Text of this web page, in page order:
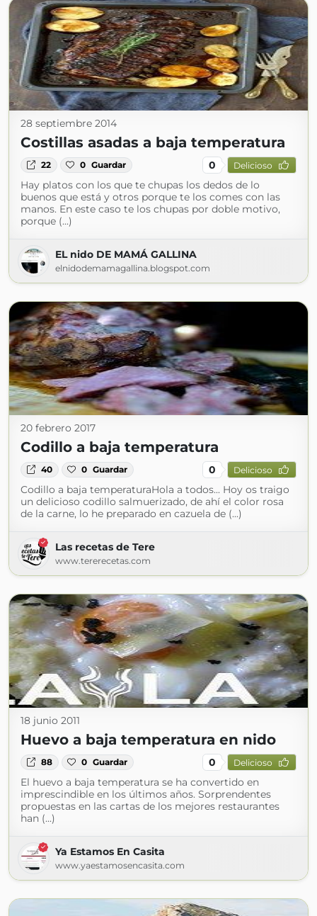
28 septiembre 2014
Costillas asadas a baja temperatura
22 0 Guardar 0 Delicioso
Hay platos con los que te chupas los dedos de lo
buenos que está y otros porque te los comes con las
manos. En este caso te los chupas por doble motivo,
porque (...)
EL nido DE MAMÁ GALLINA
elnidodemamagallina.blogspot.com
20 febrero 2017
Codillo a baja temperatura
40 0 Guardar 0 Delicioso
Codillo a baja temperaturaHola a todos... Hoy os traigo
un delicioso codillo salmuerizado, de ahí el color rosa
de la carne, lo he preparado en cazuela de (...)
Las recetas de Tere
www.tererecetas.com
18 junio 2011
Huevo a baja temperatura en nido
88 0 Guardar 0 Delicioso
El huevo a baja temperatura se ha convertido en
imprescindible en los últimos años. Sorprendentes
propuestas en las cartas de los mejores restaurantes
han (...)
Ya Estamos En Casita
www.yaestamosencasita.com